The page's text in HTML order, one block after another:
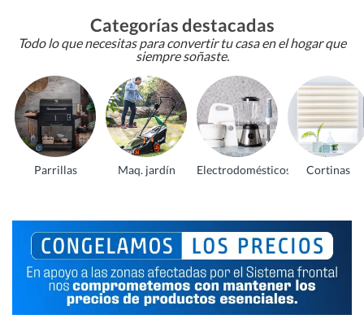
Categorías destacadas
Todo lo que necesitas para convertir tu casa en el hogar que
siempre soñaste.
Parrillas Maq. jardín Electrodomésticos Cortinas